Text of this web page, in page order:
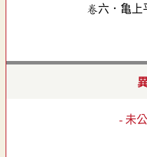
卷六．亀上
- 未